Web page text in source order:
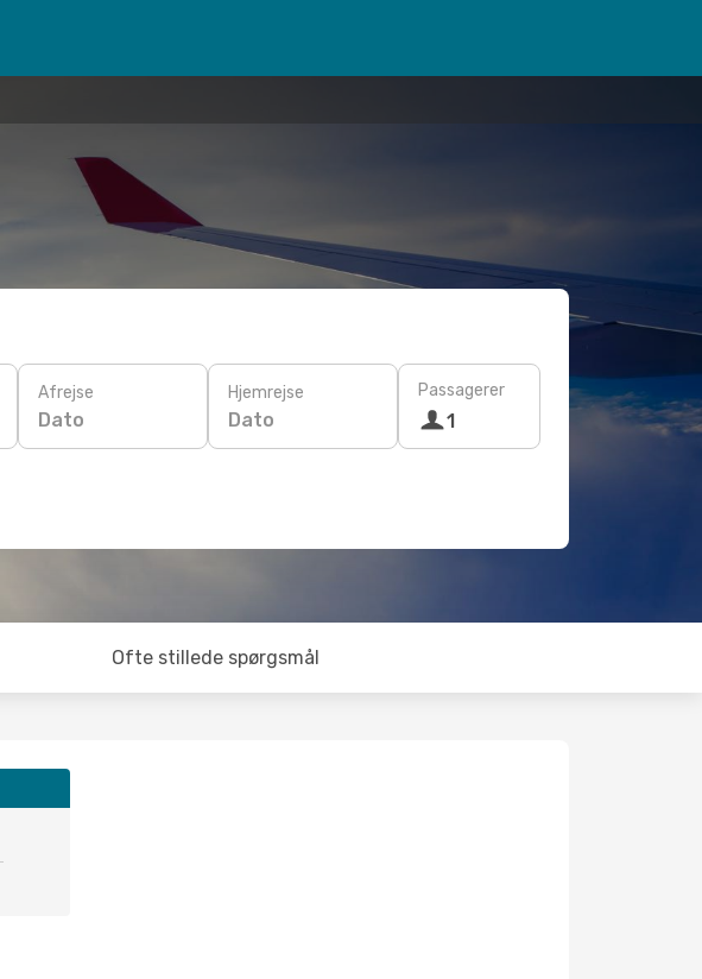
Afrejse
Dato
Hjemrejse
Dato
Passagerer
1
Ofte stillede spørgsmål